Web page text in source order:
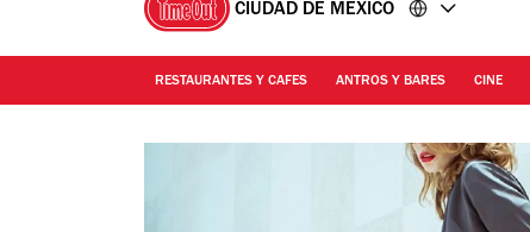
CIUDAD DE MÉXICO
RESTAURANTES Y CAFES ANTROS Y BARES CINE